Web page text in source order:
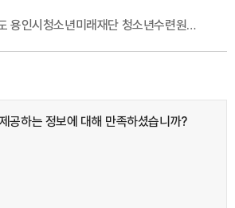
용인시청소년미래재단 청소년수련원
공하는 정보에 대해 만족하셨습니까?